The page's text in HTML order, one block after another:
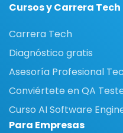
Cursos y Carrera Tech
Carrera Tech
Diagnóstico gratis
Asesoría Profesional
Conviértete en QA
Curso AI Software
Para Empresas